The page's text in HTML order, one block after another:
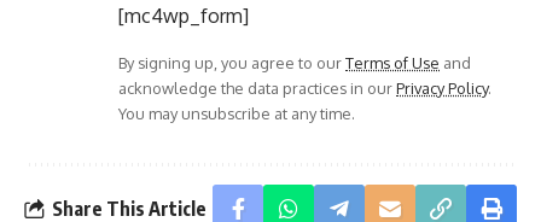
[mc4wp_form]
By signing up, you agree to ourTerms of Use and
acknowledge the data practices in ourPrivacy Policy.
You may unsubscribe at any time.
Share This Article